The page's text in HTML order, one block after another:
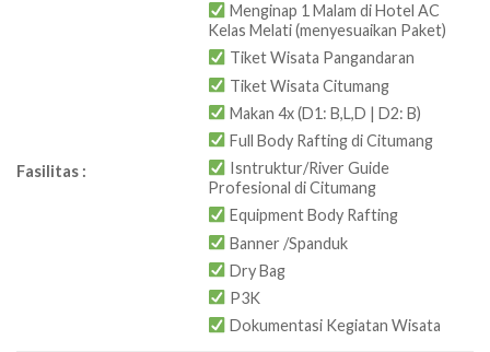
Fasilitas :
Menginap 1 Malam di Hotel AC
Kelas Melati (menyesuaikan Paket)
Tiket Wisata Pangandaran
Tiket Wisata Citumang
Makan 4x (D1: B,L,D | D2: B)
Full Body Rafting di Citumang
Isntruktur/River Guide
Profesional di Citumang
Equipment Body Rafting
Banner /Spanduk
Dry Bag
P3K
Dokumentasi Kegiatan Wisata